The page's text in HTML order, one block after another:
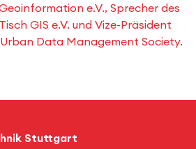
e.V., Sprecher des
GIS e.V. und Vize-Präsident
Data Management Society.
Stuttgart